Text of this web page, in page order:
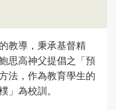
教導，秉承基督精
思高神父提倡之「預
法，作為教育學生的
」為校訓。